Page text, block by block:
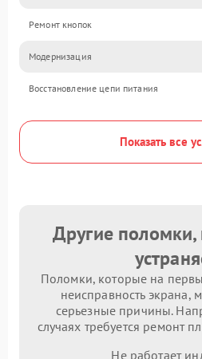
Ремонт кнопок
Модернизация
Восстановление цепи питания
Показать все
Другие
Поломки, которые на
неисправность экрана,
серьезные причины.
случаях требуется ремонт
Не работает